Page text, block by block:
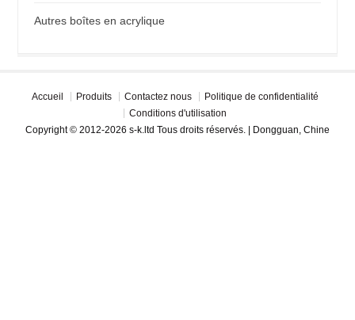
Autres boîtes en acrylique
Accueil Produits Contactez nous
Politique de confidentialité
Conditions d'utilisation
Copyright © 2012-2026 s-k.ltd Tous droits réservés. | Dongguan, Chine